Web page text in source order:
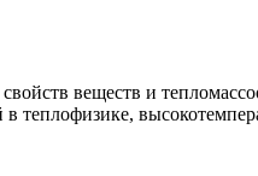
веществ и
теплофизике,